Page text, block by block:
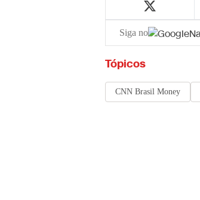
Siga no
Tópicos
CNN Brasil Money